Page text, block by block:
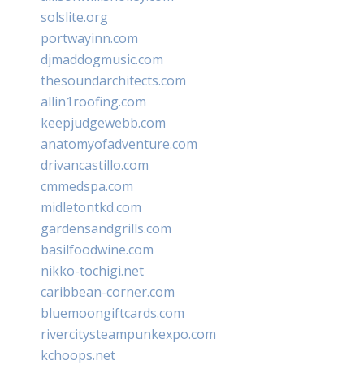
solslite.org
portwayinn.com
djmaddogmusic.com
thesoundarchitects.com
allin1roofing.com
keepjudgewebb.com
anatomyofadventure.com
drivancastillo.com
cmmedspa.com
midletontkd.com
gardensandgrills.com
basilfoodwine.com
nikko-tochigi.net
caribbean-corner.com
bluemoongiftcards.com
rivercitysteampunkexpo.com
kchoops.net